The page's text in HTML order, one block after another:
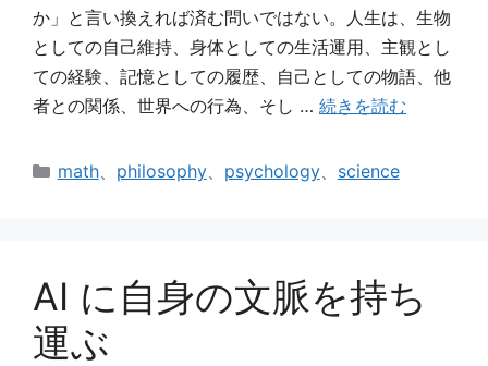
か」と言い換えれば済む問いではない。人生は、生物
としての自己維持、身体としての生活運用、主観とし
ての経験、記憶としての履歴、自己としての物語、他
者との関係、世界への行為、そし … 続きを読む
カ
math、 philosophy、 psychology、 science
AI に自身の文脈を持ち
運ぶ